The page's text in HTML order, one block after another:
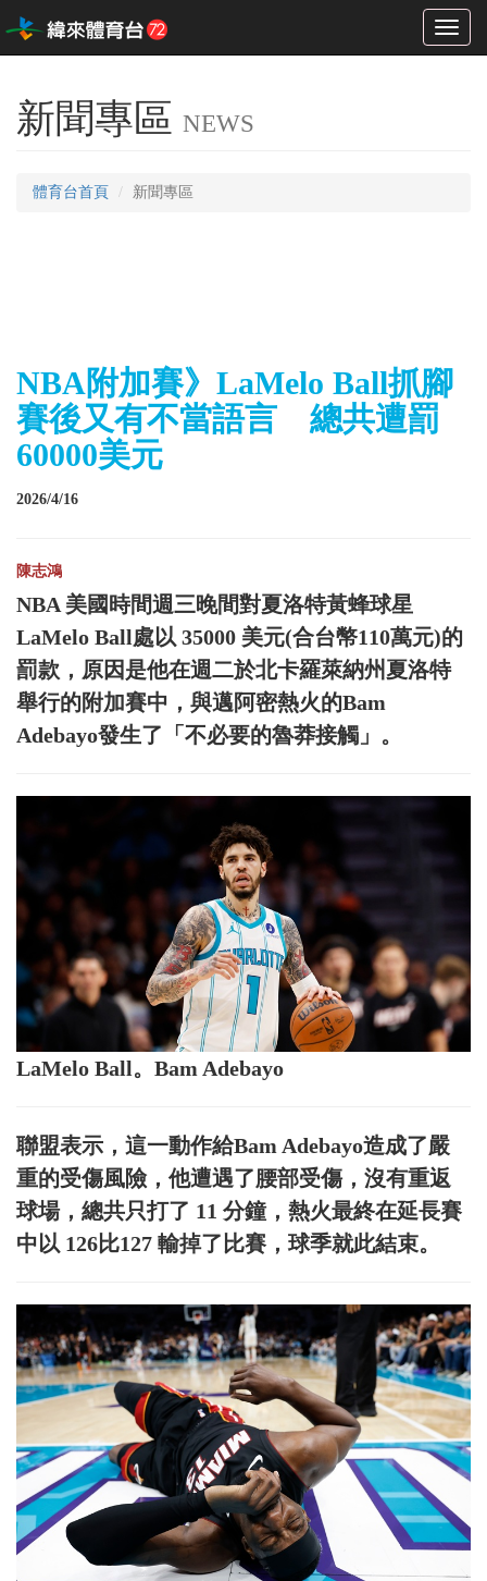
Toggle
新聞專區 NEWS
體育台首頁 新聞專區
NBA附加賽》LaMelo Ball抓腳
賽後又有不當語言 總共遭罰
60000美元
2026/4/16
陳志鴻
NBA 美國時間週三晚間對夏洛特黃蜂球星
LaMelo Ball處以 35000 美元(合台幣110萬元)的
罰款，原因是他在週二於北卡羅萊納州夏洛特
舉行的附加賽中，與邁阿密熱火的Bam
Adebayo發生了「不必要的魯莽接觸」。
LaMelo Ball。Bam Adebayo
聯盟表示，這一動作給Bam Adebayo造成了嚴
重的受傷風險，他遭遇了腰部受傷，沒有重返
球場，總共只打了 11 分鐘，熱火最終在延長賽
中以 126比127 輸掉了比賽，球季就此結束。